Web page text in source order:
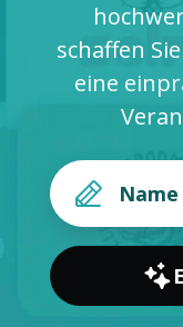
schaffen
eine